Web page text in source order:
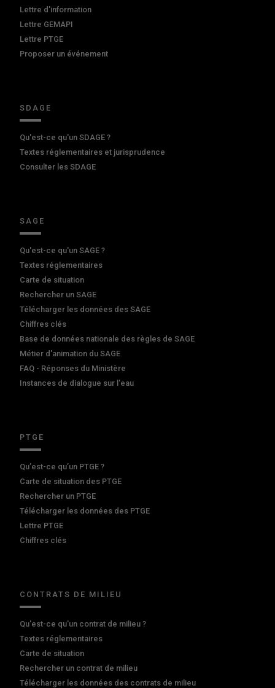
Lettre d'information
Lettre GEMAPI
Lettre PTGE
Proposer un événement
SDAGE
Qu'est-ce qu'un SDAGE ?
Textes réglementaires et jurisprudence
Consulter les SDAGE
SAGE
Qu'est-ce qu'un SAGE ?
Textes réglementaires
Carte de situation
Rechercher un SAGE
Télécharger les données des SAGE
Chiffres clés
Base de données nationale des règles de SAGE
Métier d'animation du SAGE
FAQ - Réponses du Ministère
Instances de dialogue sur l'eau
PTGE
Qu’est-ce qu’un PTGE ?
Carte de situation des PTGE
Rechercher un PTGE
Télécharger les données des PTGE
Lettre PTGE
Chiffres clés
CONTRATS DE MILIEU
Qu'est-ce qu'un contrat de milieu ?
Textes réglementaires
Carte de situation
Rechercher un contrat de milieu
Télécharger les données des contrats de milieu